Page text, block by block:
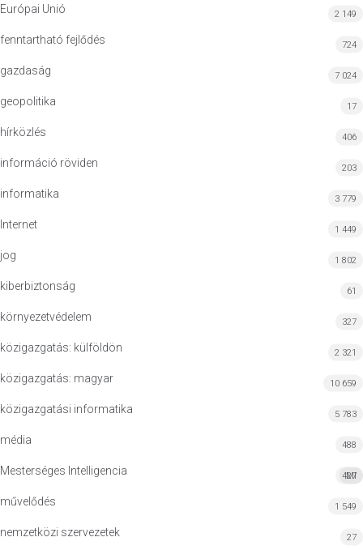
Európai Unió 2 149
fenntartható fejlődés 724
gazdaság 7 024
geopolitika 17
hírközlés 406
információ röviden 203
informatika 3 779
Internet 1 449
jog 1 802
kiberbiztonság 61
környezetvédelem 327
közigazgatás: külföldön 2 321
közigazgatás: magyar 10 659
közigazgatási informatika 5 783
média 488
Mesterséges Intelligencia MI
427
művelődés 1 549
nemzetközi szervezetek 27